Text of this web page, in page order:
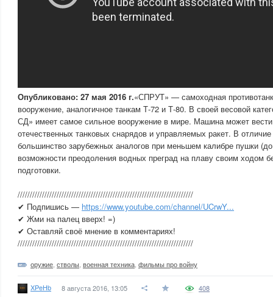
Опубликовано: 27 мая 2016 г.«СПРУТ» — самоходная
вооружение, аналогичное танкам Т-72 и Т-80. В своей весовой
СД» имеет самое сильное вооружение в мире. Машина может
отечественных танковых снарядов и управляемых ракет. В
большинство зарубежных аналогов при меньшем калибре пушки
возможности преодоления водных преград на плаву своим ходом
подготовки.
////////////////////////////////////////////////////////////////////////
✔ Подпишись — https://www.youtube.com/channel/UCrwY...
✔ Жми на палец вверх! =)
✔ Оставляй своё мнение в комментариях!
////////////////////////////////////////////////////////////////////////
оружие стволы военная техника фильмы про войну
XPeHb 8 августа 2016, 13:05 408